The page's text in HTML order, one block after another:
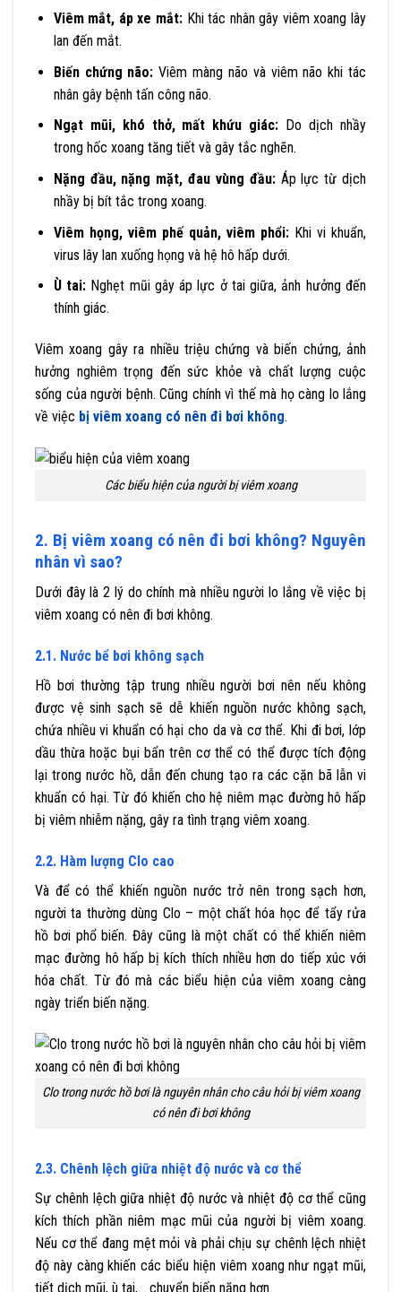
Viêm mắt, áp xe mắt: Khi tác nhân gây viêm xoang lây
lan đến mắt.
Biến chứng não: Viêm màng não và viêm não khi tác
nhân gây bệnh tấn công não.
Ngạt mũi, khó thở, mất khứu giác: Do dịch nhầy
trong hốc xoang tăng tiết và gây tắc nghẽn.
Nặng đầu, nặng mặt, đau vùng đầu:Áp lực từ dịch
nhầy bị bít tắc trong xoang.
Viêm họng, viêm phế quản, viêm phổi:Khi vi khuẩn,
virus lây lan xuống họng và hệ hô hấp dưới.
Ù tai: Nghẹt mũi gây áp lực ở tai giữa, ảnh hưởng đến
thính giác.
Viêm xoang gây ra nhiều triệu chứng và biến chứng, ảnh
hưởng nghiêm trọng đến sức khỏe và chất lượng cuộc
sống của người bệnh. Cũng chính vì thế mà họ càng lo lắng
về việc bị viêm xoang có nên đi bơi không.
Các biểu hiện của người bị viêm xoang
2. Bị viêm xoang có nên đi bơi không? Nguyên
nhân vì sao?
Dưới đây là 2 lý do chính mà nhiều người lo lắng về việc bị
viêm xoang có nên đi bơi không.
2.1. Nước bể bơi không sạch
Hồ bơi thường tập trung nhiều người bơi nên nếu không
được vệ sinh sạch sẽ dễ khiến nguồn nước không sạch,
chứa nhiều vi khuẩn có hại cho da và cơ thể. Khi đi bơi, lớp
dầu thừa hoặc bụi bẩn trên cơ thể có thể được tích động
lại trong nước hồ, dẫn đến chung tạo ra các cặn bã lẫn vi
khuẩn có hại. Từ đó khiến cho hệ niêm mạc đường hô hấp
bị viêm nhiễm nặng, gây ra tình trạng viêm xoang.
2.2. Hàm lượng Clo cao
Và để có thể khiến nguồn nước trở nên trong sạch hơn,
người ta thường dùng Clo – một chất hóa học để tẩy rửa
hồ bơi phổ biến. Đây cũng là một chất có thể khiến niêm
mạc đường hô hấp bị kích thích nhiều hơn do tiếp xúc với
hóa chất. Từ đó mà các biểu hiện của viêm xoang càng
ngày triển biến nặng.
Clo trong nước hồ bơi là nguyên nhân cho câu hỏi bị viêm xoang
có nên đi bơi không
2.3. Chênh lệch giữa nhiệt độ nước và cơ thể
Sự chênh lệch giữa nhiệt độ nước và nhiệt độ cơ thể cũng
kích thích phần niêm mạc mũi của người bị viêm xoang.
Nếu cơ thể đang mệt mỏi và phải chịu sự chênh lệch nhiệt
độ này càng khiến các biểu hiện viêm xoang như ngạt mũi,
tiết dịch mũi, ù tai,… chuyển biến nặng hơn.